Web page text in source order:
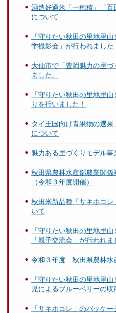
酒造好適米「一穂積」「
について
「守りたい秋田の里地里
学撮影会」が行われました
大仙市で「豊岡魅力の里
ました。
「守りたい秋田の里地里
りを行いました！
タイ王国向け青果物の選
について
魅力ある里づくりモデル
秋田県農林水産部農業関
（令和３年度開催）
秋田米新品種「サキホコ
いて
「守りたい秋田の里地里
「親子交流会」が行われま
令和３年度 秋田県農林水
「守りたい秋田の里地里
児によるブルーベリーの収
「サキホコレ」のパッケ